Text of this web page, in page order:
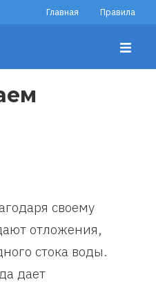
Главная Правила
своему
отложения,
стока воды.
дает